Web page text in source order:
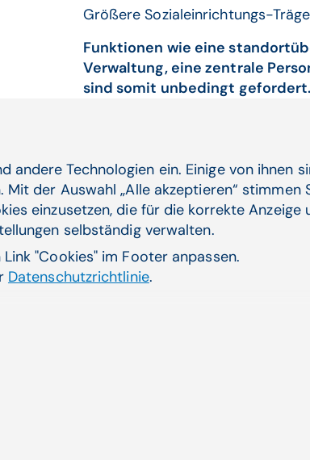
Größere Sozialeinrichtungs-
Funktionen wie eine
Verwaltung, eine zentrale
sind somit unbedingt gefordert.
Hohe
Prüfungen durch Behörden,
nachvollziehbare Nachweise.
Die Software sollte demnach
Änderungen, Auswertungen
mitbringen.
andere Technologien ein. Einige von
der Auswahl „Alle akzeptieren“ stimmen
einzusetzen, die für die korrekte
selbständig verwalten.
"Cookies" im Footer anpassen.
Datenschutzrichtlinie.